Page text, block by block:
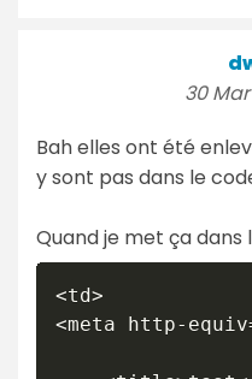
30 Mar
Bah elles ont été
y sont pas dans le
Quand je met ça
<td>
<meta http-